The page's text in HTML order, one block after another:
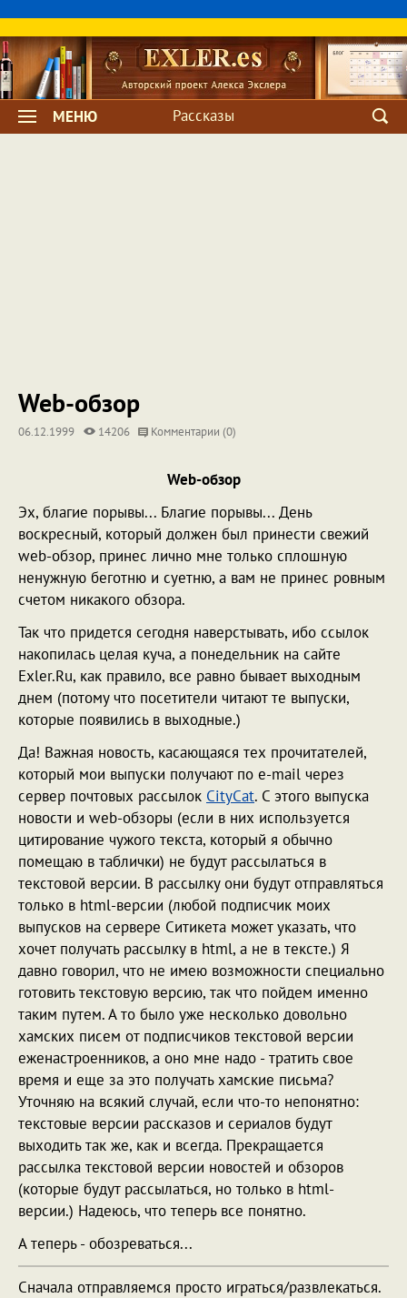
МЕНЮ Рассказы
Web-обзор
06.12.1999 14206 Комментарии (0)
Web-обзор
Эх, благие порывы... Благие порывы... День
воскресный, который должен был принести свежий
web-обзор, принес лично мне только сплошную
ненужную беготню и суетню, а вам не принес ровным
счетом никакого обзора.
Так что придется сегодня наверстывать, ибо ссылок
накопилась целая куча, а понедельник на сайте
Exler.Ru, как правило, все равно бывает выходным
днем (потому что посетители читают те выпуски,
которые появились в выходные.)
Да! Важная новость, касающаяся тех прочитателей,
который мои выпуски получают по e-mail через
сервер почтовых рассылок CityCat. С этого выпуска
новости и web-обзоры (если в них используется
цитирование чужого текста, который я обычно
помещаю в таблички) не будут рассылаться в
текстовой версии. В рассылку они будут отправляться
только в html-версии (любой подписчик моих
выпусков на сервере Ситикета может указать, что
хочет получать рассылку в html, а не в тексте.) Я
давно говорил, что не имею возможности специально
готовить текстовую версию, так что пойдем именно
таким путем. А то было уже несколько довольно
хамских писем от подписчиков текстовой версии
еженастроенников, а оно мне надо - тратить свое
время и еще за это получать хамские письма?
Уточняю на всякий случай, если что-то непонятно:
текстовые версии рассказов и сериалов будут
выходить так же, как и всегда. Прекращается
рассылка текстовой версии новостей и обзоров
(которые будут рассылаться, но только в html-
версии.) Надеюсь, что теперь все понятно.
А теперь - обозреваться...
Сначала отправляемся просто играться/развлекаться.